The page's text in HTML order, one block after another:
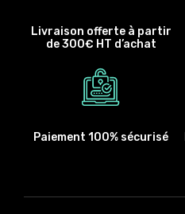
Livraison offerte à partir
de 300€ HT d’achat
Paiement 100% sécurisé